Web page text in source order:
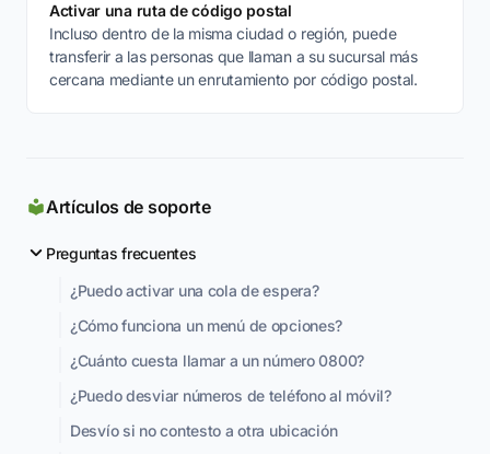
Artículos de soporte
Preguntas frecuentes
¿Puedo activar una cola de espera?
¿Cómo funciona un menú de opciones?
¿Cuánto cuesta llamar a un número 0800?
¿Puedo desviar números de teléfono al móvil?
Desvío si no contesto a otra ubicación
Activar una ruta de código postal
Incluso dentro de la misma ciudad o región, puede
transferir a las personas que llaman a su sucursal más
cercana mediante un enrutamiento por código postal.